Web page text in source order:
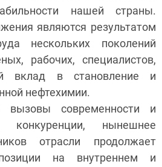
нашей страны.
являются результатом
нескольких поколений
рабочих, специалистов,
вклад в становление и
нефтехимии.
вызовы современности и
конкуренции, нынешнее
отрасли продолжает
на внутреннем и